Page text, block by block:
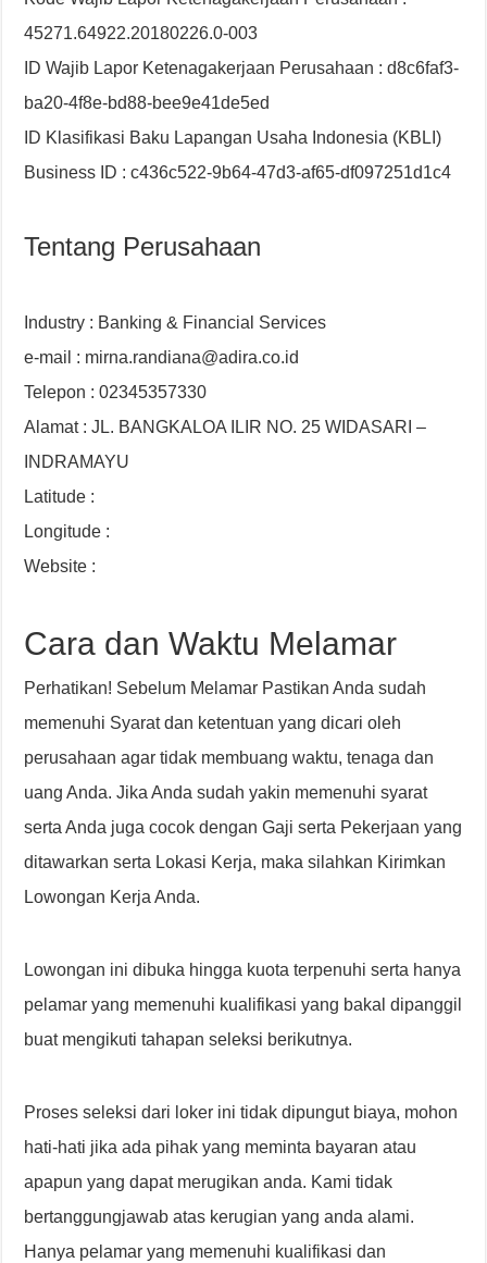
45271.64922.20180226.0-003
ID Wajib Lapor Ketenagakerjaan Perusahaan : d8c6faf3-
ba20-4f8e-bd88-bee9e41de5ed
ID Klasifikasi Baku Lapangan Usaha Indonesia (KBLI)
Business ID : c436c522-9b64-47d3-af65-df097251d1c4
Tentang Perusahaan
Industry : Banking & Financial Services
e-mail : mirna.randiana@adira.co.id
Telepon : 02345357330
Alamat : JL. BANGKALOA ILIR NO. 25 WIDASARI –
INDRAMAYU
Latitude :
Longitude :
Website :
Cara dan Waktu Melamar
Perhatikan! Sebelum Melamar Pastikan Anda sudah
memenuhi Syarat dan ketentuan yang dicari oleh
perusahaan agar tidak membuang waktu, tenaga dan
uang Anda. Jika Anda sudah yakin memenuhi syarat
serta Anda juga cocok dengan Gaji serta Pekerjaan yang
ditawarkan serta Lokasi Kerja, maka silahkan Kirimkan
Lowongan Kerja Anda.
Lowongan ini dibuka hingga kuota terpenuhi serta hanya
pelamar yang memenuhi kualifikasi yang bakal dipanggil
buat mengikuti tahapan seleksi berikutnya.
Proses seleksi dari loker ini tidak dipungut biaya, mohon
hati-hati jika ada pihak yang meminta bayaran atau
apapun yang dapat merugikan anda. Kami tidak
bertanggungjawab atas kerugian yang anda alami.
Hanya pelamar yang memenuhi kualifikasi dan